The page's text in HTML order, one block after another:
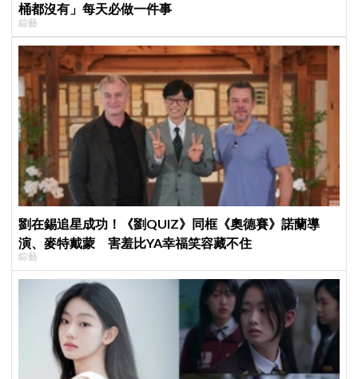
桶都沒有」每天必做一件事
綜藝
劉在錫追星成功！《劉QUIZ》同框《奧德賽》諾蘭導
演、麥特戴蒙 害羞比YA幸福笑容藏不住
綜藝